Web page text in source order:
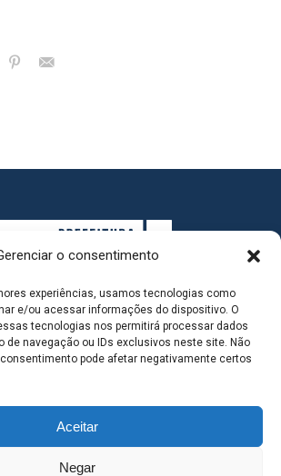
o consentimento
experiências, usamos tecnologias como
e/ou acessar informações do dispositivo. O
tecnologias nos permitirá processar dados
de navegação ou IDs exclusivos neste site. Não
pode afetar negativamente certos
Aceitar
Negar MUNICIPAL - Avenida